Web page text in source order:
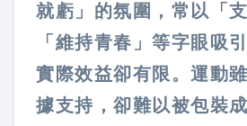
就虧」的氛圍，常以「
「維持青春」等字眼吸
實際效益卻有限。運動
據支持，卻難以被包裝